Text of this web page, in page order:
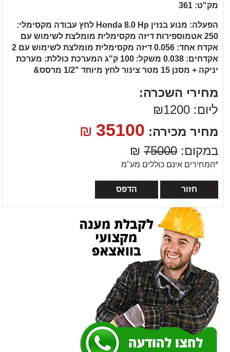
מק"ט: 361
הפעלה: מנוע בנזין Honda 8.0 Hp לחץ עבודה מקסימלי:
250 אטמוספירות דיזה מקסימלית מומלצת לשימוש עם
אקדח אחד: 0.056 דיזה מקסימלית מומלצת לשימוש עם 2
אקדחים: 0.038 משקל: 100 ק"ג המערכת כוללת: מערכת
יניקה + מסנן 15 מטר צינור לחץ מיוחד "1/2 מרסס&
מחירי השכרה:
ליום: ₪1200
מחיר מכירה: 35100
₪
במקום:75000
₪
*המחירים אינם כוללים מע"מ